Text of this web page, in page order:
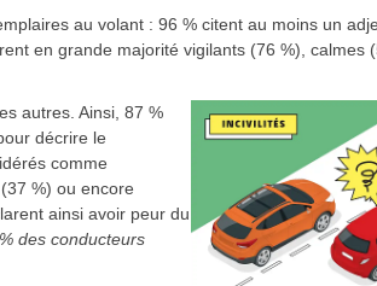
au volant : 96 % citent au moins un
en grande majorité vigilants (76 %), calmes
autres. Ainsi, 87 %
décrire le
comme
%) ou encore
ainsi avoir peur du
des conducteurs